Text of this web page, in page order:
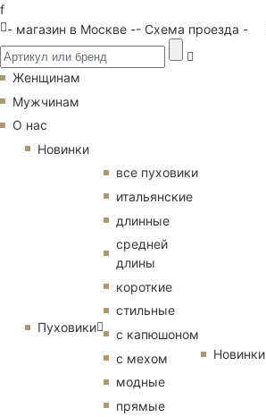
f
- магазин в Москве -- Схема проезда -
Женщинам
Мужчинам
О нас
Новинки
Пуховики
все пуховики
итальянские
длинные
средней
длины
короткие
стильные
с капюшоном
с мехом
модные
прямые
Новинки